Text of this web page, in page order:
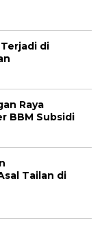
di
Raya
BBM Subsidi
Tailan di